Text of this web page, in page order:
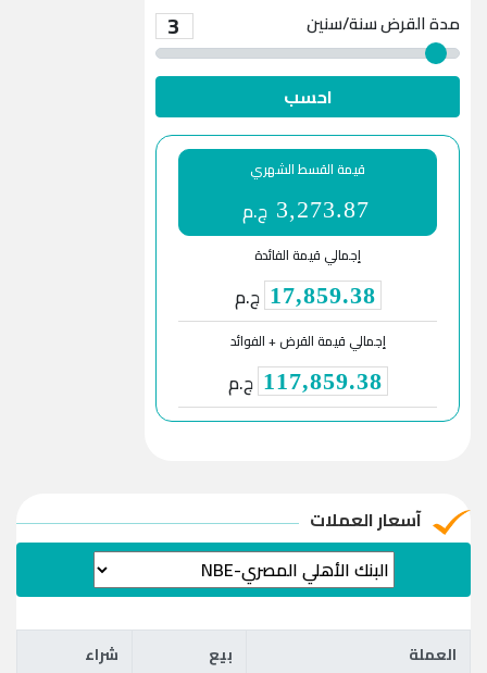
مدة القرض 3 سنة/سنين
احسب
قيمة القسط الشهري
3,273.87 ج.م
إجمالي قيمة الفائدة
17,859.38 ج.م
إجمالي قيمة القرض + الفوائد
117,859.38 ج.م
آسعار العملات
العملة بيع شراء العملة بيع شراء